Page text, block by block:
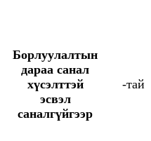
Борлуулалтын
дараа санал
хүсэлттэй
эсвэл
саналгүйгээр
-тай